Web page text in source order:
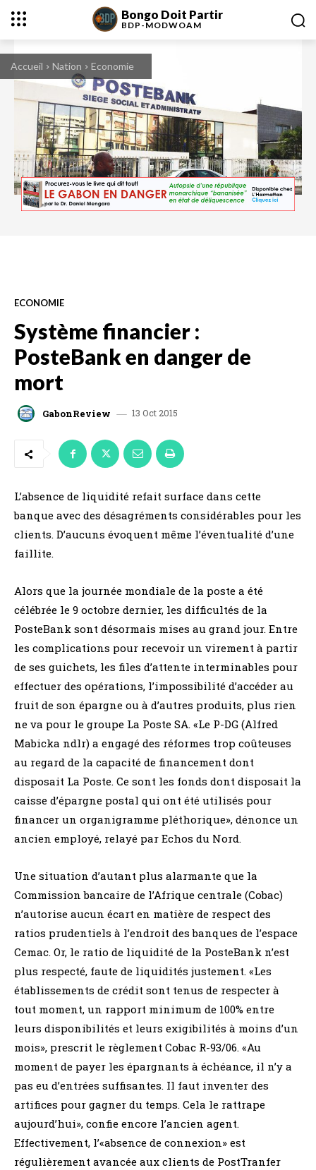
Bongo Doit Partir
BDP-MODWOAM
Accueil Nation Economie
Le siège de la PosteBank à Libreville. © Gabonreview
ECONOMIE
Système financier :
PosteBank en danger de
mort
GabonReview 13 Oct 2015
L’absence de liquidité refait surface dans cette
banque avec des désagréments considérables pour les
clients. D’aucuns évoquent même l’éventualité d’une
faillite.
Alors que la journée mondiale de la poste a été
célébrée le 9 octobre dernier, les difficultés de la
PosteBank sont désormais mises au grand jour. Entre
les complications pour recevoir un virement à partir
de ses guichets, les files d’attente interminables pour
effectuer des opérations, l’impossibilité d’accéder au
fruit de son épargne ou à d’autres produits, plus rien
ne va pour le groupe La Poste SA. «Le P-DG (Alfred
Mabicka ndlr) a engagé des réformes trop coûteuses
au regard de la capacité de financement dont
disposait La Poste. Ce sont les fonds dont disposait la
caisse d’épargne postal qui ont été utilisés pour
financer un organigramme pléthorique», dénonce un
ancien employé, relayé par Echos du Nord.
Une situation d’autant plus alarmante que la
Commission bancaire de l’Afrique centrale (Cobac)
n’autorise aucun écart en matière de respect des
ratios prudentiels à l’endroit des banques de l’espace
Cemac. Or, le ratio de liquidité de la PosteBank n’est
plus respecté, faute de liquidités justement. «Les
établissements de crédit sont tenus de respecter à
tout moment, un rapport minimum de 100% entre
leurs disponibilités et leurs exigibilités à moins d’un
mois», prescrit le règlement Cobac R-93/06. «Au
moment de payer les épargnants à échéance, il n’y a
pas eu d’entrées suffisantes. Il faut inventer des
artifices pour gagner du temps. Cela le rattrape
aujourd’hui», confie encore l’ancien agent.
Effectivement, l’«absence de connexion» est
régulièrement avancée aux clients de PostTranfer